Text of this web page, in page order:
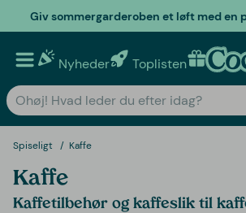
Giv sommergarderoben et løft med en
Nyheder Toplisten
Spiseligt Kaffe
Kaffe
Kaffetilbehør og kaffeslik til